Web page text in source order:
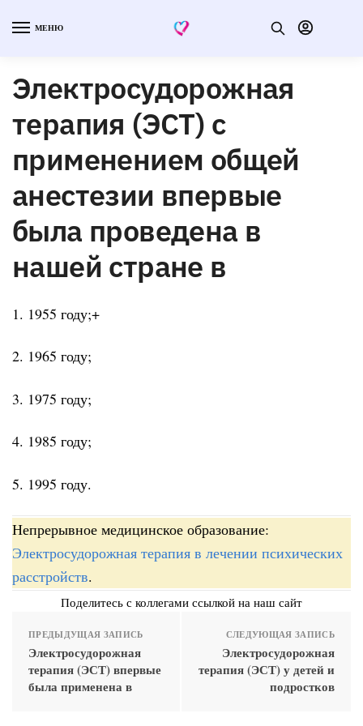
МЕНЮ
Электросудорожная
терапия (ЭСТ) с
применением общей
анестезии впервые
была проведена в
нашей стране в
1. 1955 году;+
2. 1965 году;
3. 1975 году;
4. 1985 году;
5. 1995 году.
Непрерывное медицинское образование:
Электросудорожная терапия в лечении психических
расстройств.
Поделитесь с коллегами ссылкой на наш сайт
ПРЕДЫДУЩАЯ ЗАПИСЬ
Электросудорожная
терапия (ЭСТ) впервые
была применена в
СЛЕДУЮЩАЯ ЗАПИСЬ
Электросудорожная
терапия (ЭСТ) у детей и
подростков